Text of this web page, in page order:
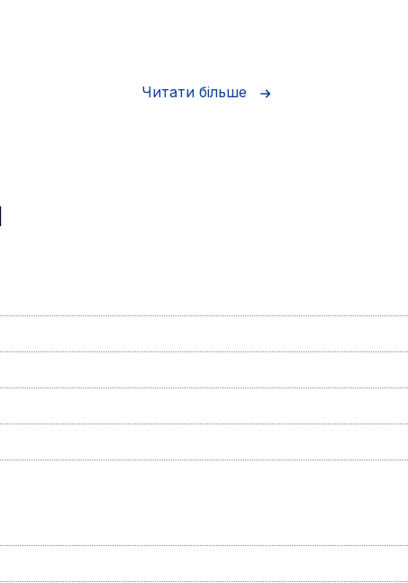
і дозволяє вам особисто знайомитися з
в долоні.
зображення
контрасту, таких як дощ і туман.
органічного та насиченого зображення,
Читати більше